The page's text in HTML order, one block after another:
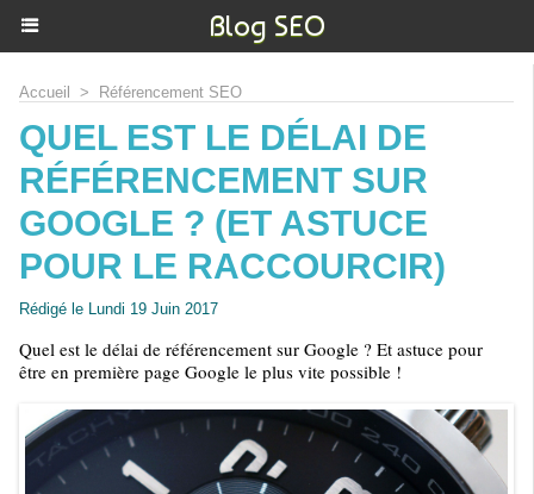
Blog SEO
Accueil > Référencement SEO
QUEL EST LE DÉLAI DE
RÉFÉRENCEMENT SUR
GOOGLE ? (ET ASTUCE
POUR LE RACCOURCIR)
Rédigé le Lundi 19 Juin 2017
Quel est le délai de référencement sur Google ? Et astuce pour
être en première page Google le plus vite possible !